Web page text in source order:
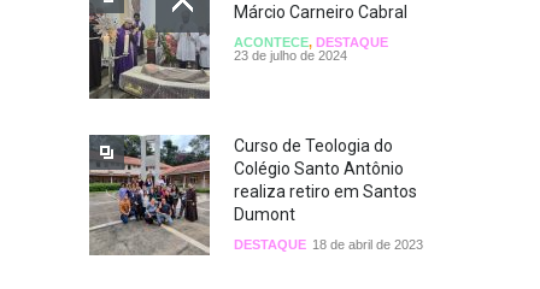
Márcio Carneiro Cabral
ACONTECE, DESTAQUE
23 de julho de 2024
Curso de Teologia do
Colégio Santo Antônio
realiza retiro em Santos
Dumont
DESTAQUE 18 de abril de 2023